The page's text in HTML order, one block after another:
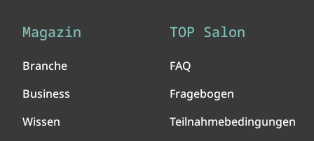
Magazin
Branche
Business
Wissen
TOP Salon
FAQ
Fragebogen
Teilnahmebedingungen